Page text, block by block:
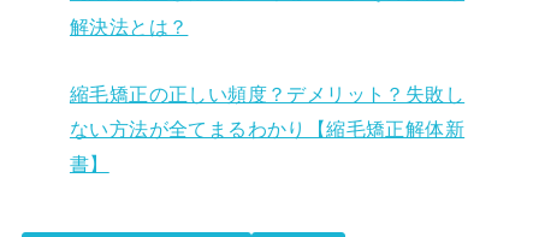
解決法とは？
縮毛矯正の正しい頻度？デメリット？失敗し
ない方法が全てまるわかり【縮毛矯正解体新
書】